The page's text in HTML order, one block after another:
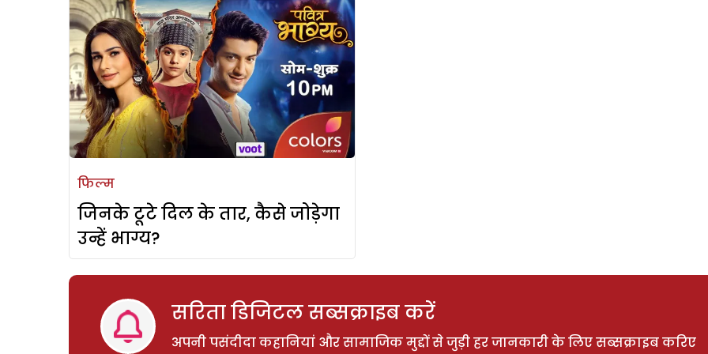
फिल्म
जिनके टूटे दिल के तार, कैसे जोड़ेगा
उन्हें भाग्य?
सरिता डिजिटल सब्सक्राइब करें
अपनी पसंदीदा कहानियां और सामाजिक मुद्दों से जुड़ी हर जानकारी के लिए सब्सक्राइब करिए